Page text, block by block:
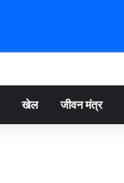
खेल जीवन मंत्र